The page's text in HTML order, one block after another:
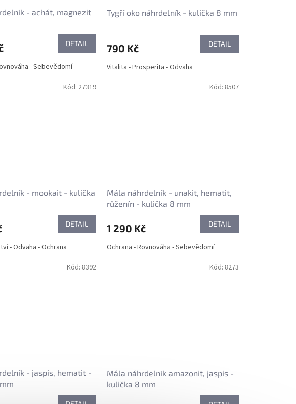
- achát, magnezit
DETAIL
- Sebevědomí
Tygří oko náhrdelník - kulička 8 mm
790 Kč DETAIL
Vitalita - Prosperita - Odvaha
- mookait - kulička
DETAIL
- Odvaha - Ochrana
Kód: 27319
Mála náhrdelník - unakit, hematit,
růženín - kulička 8 mm
1 290 Kč DETAIL
Ochrana - Rovnováha - Sebevědomí
Kód: 8507
- jaspis, hematit -
Kód: 8392
Mála náhrdelník amazonit, jaspis -
kulička 8 mm
Kód: 8273